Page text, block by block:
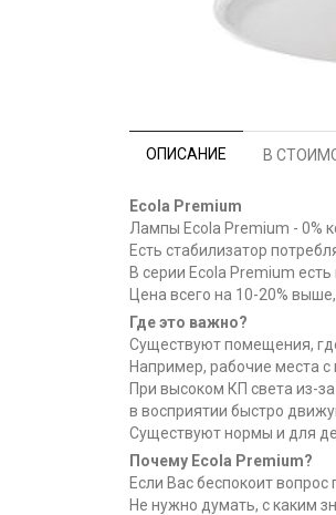
ОПИСАНИЕ В
Ecola Premium
Лампы Ecola Premium - 0%
Есть стабилизатор
В серии Ecola Premium
Цена всего на 10-20%
Где это важно?
Существуют помещения,
Например, рабочие места
При высоком КП света из-
в восприятии быстро
Существуют нормы и для
Почему Ecola Premium?
Если Вас беспокоит
Не нужно думать, с каким